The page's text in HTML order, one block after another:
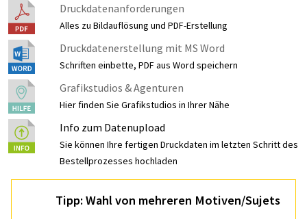
Druckdatenanforderungen
Alles zu Bildauflösung und PDF-Erstellung
Druckdatenerstellung mit MS Word
Schriften einbette, PDF aus Word speichern
Grafikstudios & Agenturen
Hier finden Sie Grafikstudios in Ihrer Nähe
Info zum Datenupload
Sie können Ihre fertigen Druckdaten im letzten Schritt des
Bestellprozesses hochladen
Tipp: Wahl von mehreren Motiven/Sujets